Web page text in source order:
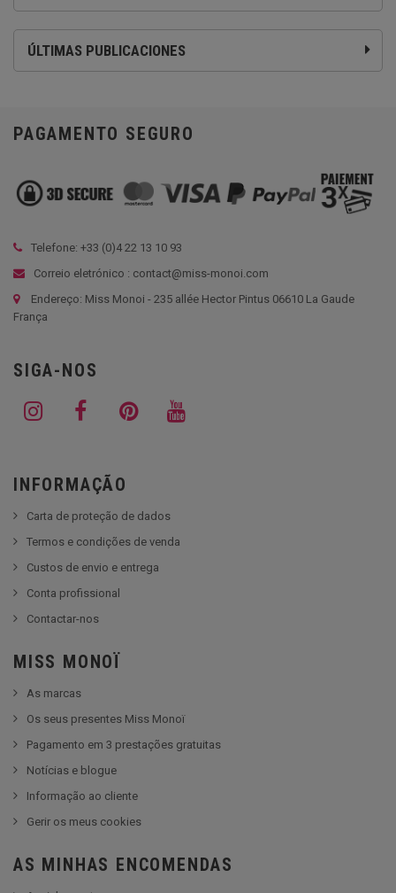
ÚLTIMAS PUBLICACIONES
PAGAMENTO SEGURO
Telefone: +33 (0)4 22 13 10 93
Correio eletrónico : contact@miss-monoi.com
Endereço: Miss Monoi - 235 allée Hector Pintus 06610 La Gaude
França
SIGA-NOS
INFORMAÇÃO
Carta de proteção de dados
Termos e condições de venda
Custos de envio e entrega
Conta profissional
Contactar-nos
MISS MONOÏ
As marcas
Os seus presentes Miss Monoï
Pagamento em 3 prestações gratuitas
Notícias e blogue
Informação ao cliente
Gerir os meus cookies
AS MINHAS ENCOMENDAS